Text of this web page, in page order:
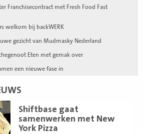
Franchisecontract met Fresh Food Fast
welkom bij backWERK
gezicht van Mudmasky Nederland
Eten met gemak over
een nieuwe fase in
Shiftbase gaat
samenwerken met New
York Pizza